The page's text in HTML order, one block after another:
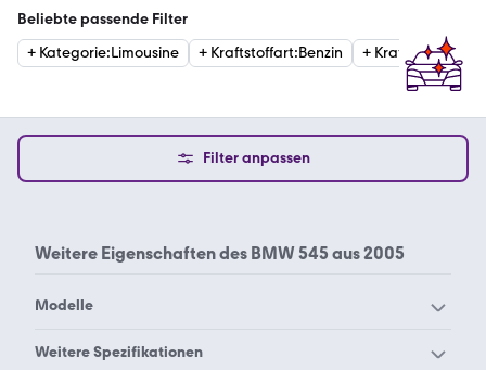
Beliebte passende Filter
+ Kategorie:Limousine + Kraftstoffart:Benzin + Kraftstoffart
Filter anpassen
Weitere Eigenschaften des BMW 545 aus 2005
Modelle
BMW 114
Weitere Spezifikationen